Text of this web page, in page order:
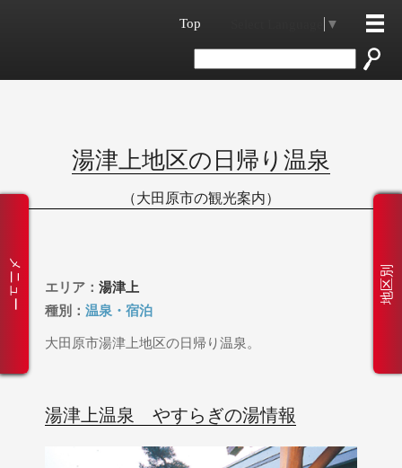
Top ▼
メニュー 地区別
湯津上地区の日帰り温泉
（大田原市の観光案内）
エリア： 湯津上
種別： 温泉・宿泊
大田原市湯津上地区の日帰り温泉。
湯津上温泉 やすらぎの湯情報